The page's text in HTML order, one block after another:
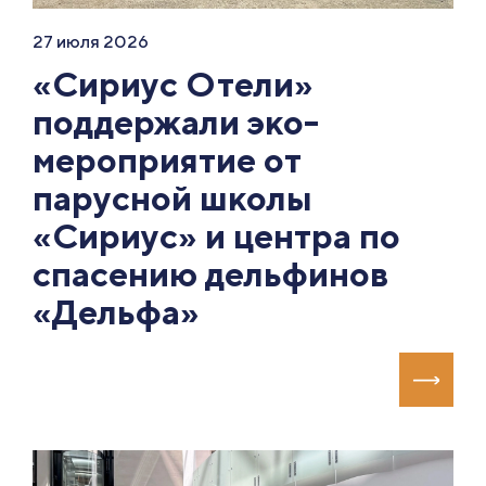
27 июля 2026
«Сириус Отели»
поддержали эко-
мероприятие от
парусной школы
«Сириус» и центра по
спасению дельфинов
«Дельфа»